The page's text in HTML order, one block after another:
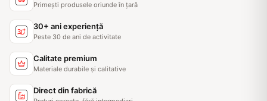
Primești produsele oriunde în țară
30+ ani experiență
Peste 30 de ani de activitate
Calitate premium
Materiale durabile și calitative
Direct din fabrică